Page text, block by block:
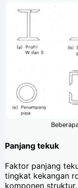
Panjang tekuk
Faktor panjang
tingkat kekangan
komponen